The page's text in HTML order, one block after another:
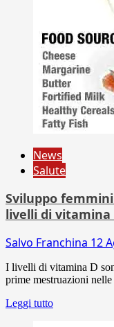
News
Salute
Sviluppo
livelli di vitamina
Salvo Franchina 12
I livelli di vitamina D
prime mestruazioni
Leggi tutto